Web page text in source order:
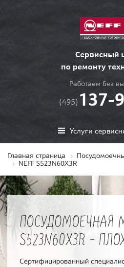
Сервисный
по ремонту
Работаем без
(495) 137-
Услуги
Главная страница
NEFF S523N60X3R
ПОСУДОМОЕЧНАЯ
S523N60X3R -
Сертифицированный